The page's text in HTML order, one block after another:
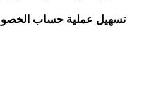
تسهيل عملية حساب